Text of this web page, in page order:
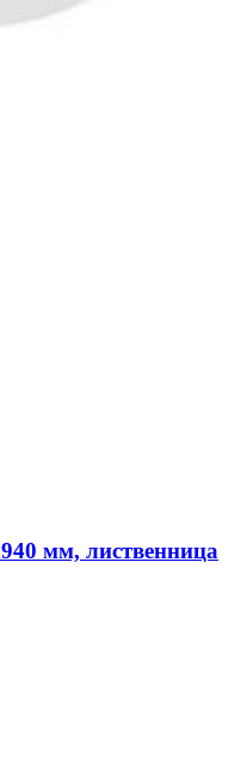
мм, лиственница